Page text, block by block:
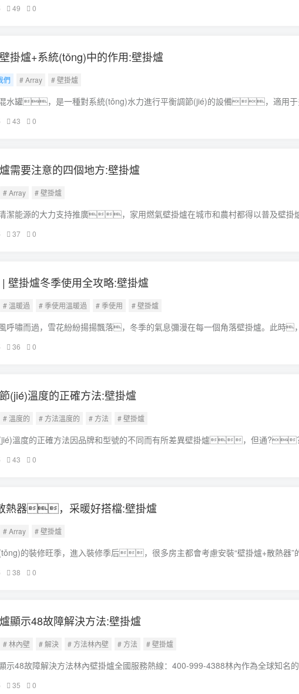
松鼠憑借其卓越的產品性能和優(yōu)質的售后服務，在眾多品牌中
49 0
掛爐+系統(tǒng)中的作用:壁掛爐
們 # Array # 壁掛爐
水罐，是一種對系統(tǒng)水力進行平衡調節(jié)的設備，適用于
進行混合，降低供水溫度，以達到節(jié)能的目的。裝有耦合罐的
43 0
需要注意的四個地方:壁掛爐
# Array # 壁掛爐
潔能源的大力支持推廣，家用燃氣壁掛爐在城市和農村都得以普及壁掛
習的知識。1.安裝規(guī)范又合理
37 0
壁掛爐冬季使用全攻略:壁掛爐
# 溫暖過 # 季使用溫暖過 # 季使用 # 壁掛爐
呼嘯而過，雪花紛紛揚揚飄落，冬季的氣息彌漫在每一個角落壁掛爐。此時
使用壁掛爐，確保它能高效、
36 0
(jié)溫度的正確方法:壁掛爐
# 溫度的 # 方法溫度的 # 方法 # 壁掛爐
溫度的正確方法因品牌和型號的不同而有所差異壁掛爐，但通?
會有對應的按鈕或旋鈕，用于調節(jié)壁掛
43 0
熱器，采暖好搭檔:壁掛爐
# Array # 壁掛爐
的裝修旺季，進入裝修季后，很多房主都會考慮安裝“壁掛爐+散熱器”
循環(huán)動力有限，因此供回水溫差不宜超過
38 0
顯示48故障解決方法:壁掛爐
# 林內壁 # 解決 # 方法林內壁 # 方法 # 壁掛爐
示48故障解決方法林內壁掛爐全國服務熱線：400-999-4388林內作為全球知名
用過程中偶爾會遇到
35 0